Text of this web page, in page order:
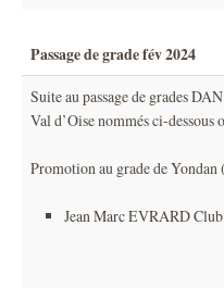
Passage de grade fév 2024
Suite au passage de grades
Val d’Oise nommés ci-dessous
Promotion au grade de Yondan
Jean Marc EVRARD